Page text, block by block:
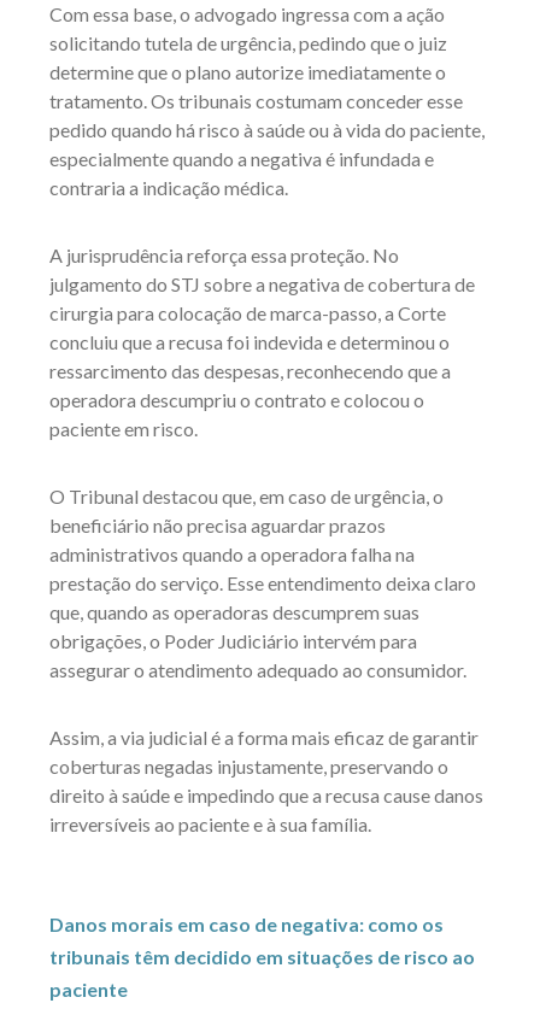
Com essa base, o advogado ingressa com a ação
solicitando tutela de urgência, pedindo que o juiz
determine que o plano autorize imediatamente o
tratamento. Os tribunais costumam conceder esse
pedido quando há risco à saúde ou à vida do paciente,
especialmente quando a negativa é infundada e
contraria a indicação médica.
A jurisprudência reforça essa proteção. No
julgamento do STJ sobre a negativa de cobertura de
cirurgia para colocação de marca-passo, a Corte
concluiu que a recusa foi indevida e determinou o
ressarcimento das despesas, reconhecendo que a
operadora descumpriu o contrato e colocou o
paciente em risco.
O Tribunal destacou que, em caso de urgência, o
beneficiário não precisa aguardar prazos
administrativos quando a operadora falha na
prestação do serviço. Esse entendimento deixa claro
que, quando as operadoras descumprem suas
obrigações, o Poder Judiciário intervém para
assegurar o atendimento adequado ao consumidor.
Assim, a via judicial é a forma mais eficaz de garantir
coberturas negadas injustamente, preservando o
direito à saúde e impedindo que a recusa cause danos
irreversíveis ao paciente e à sua família.
Danos morais em caso de negativa: como os
tribunais têm decidido em situações de risco ao
paciente